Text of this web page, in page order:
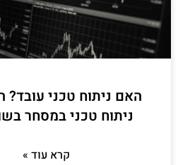
האם ניתוח טכני
ניתוח טכני במסחר
קרא עוד »